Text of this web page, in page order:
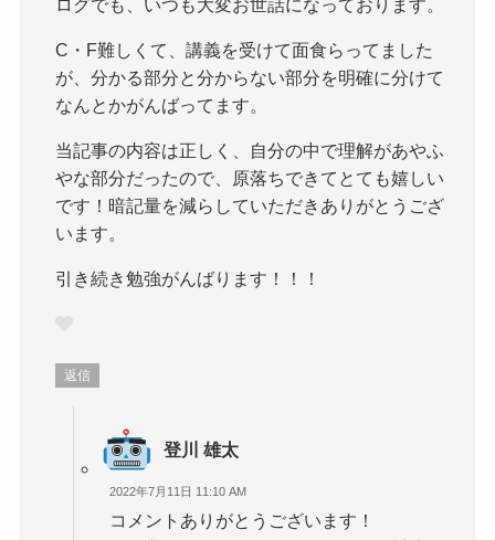
ログでも、いつも大変お世話になっております。
C・F難しくて、講義を受けて面食らってました
が、分かる部分と分からない部分を明確に分けて
なんとかがんばってます。
当記事の内容は正しく、自分の中で理解があやふ
やな部分だったので、原落ちできてとても嬉しい
です！暗記量を減らしていただきありがとうござ
います。
引き続き勉強がんばります！！！
返信
登川 雄太
2022年7月11日 11:10 AM
コメントありがとうございます！